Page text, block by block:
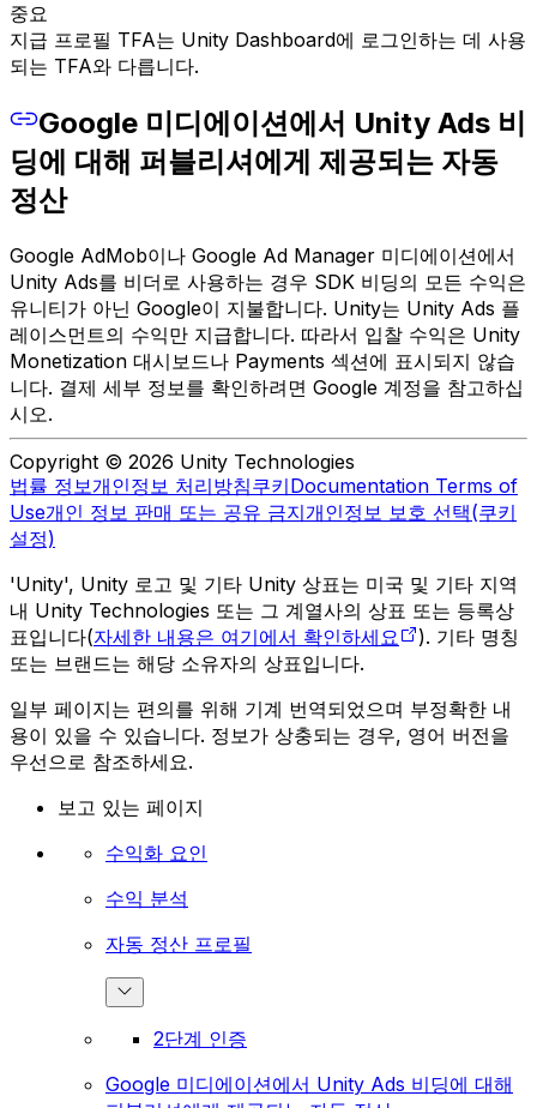
중요
지급 프로필 TFA는 Unity Dashboard에 로그인하는 데 사용
되는 TFA와 다릅니다.
Google 미디에이션에서 Unity Ads 비
딩에 대해 퍼블리셔에게 제공되는 자동
정산
Google AdMob이나 Google Ad Manager 미디에이션에서
Unity Ads를 비더로 사용하는 경우 SDK 비딩의 모든 수익은
유니티가 아닌 Google이 지불합니다. Unity는 Unity Ads 플
레이스먼트의 수익만 지급합니다. 따라서 입찰 수익은 Unity
Monetization 대시보드나 Payments 섹션에 표시되지 않습
니다. 결제 세부 정보를 확인하려면 Google 계정을 참고하십
시오.
Copyright © 2026 Unity Technologies
법률 정보개인정보 처리방침쿠키Documentation Terms of
Use개인 정보 판매 또는 공유 금지개인정보 보호 선택(쿠키
설정)
'Unity', Unity 로고 및 기타 Unity 상표는 미국 및 기타 지역
내 Unity Technologies 또는 그 계열사의 상표 또는 등록상
표입니다(자세한 내용은 여기에서 확인하세요
). 기타 명칭
또는 브랜드는 해당 소유자의 상표입니다.
일부 페이지는 편의를 위해 기계 번역되었으며 부정확한 내
용이 있을 수 있습니다. 정보가 상충되는 경우, 영어 버전을
우선으로 참조하세요.
보고 있는 페이지
수익화 요인
수익 분석
자동 정산 프로필
2단계 인증
Google 미디에이션에서 Unity Ads 비딩에 대해